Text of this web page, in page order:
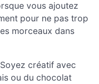
vous ajoutez
pour ne pas trop
morceaux dans
Soyez créatif avec
ou du chocolat